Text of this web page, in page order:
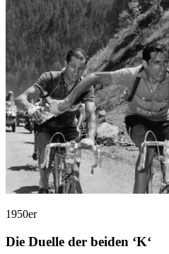
1950er
Die Duelle der beiden ‘K‘